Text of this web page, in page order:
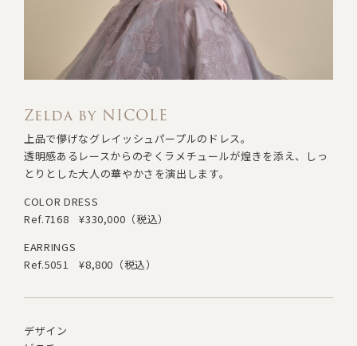
Zelda by NICOLE
上品で儚げなグレイッシュパープルのドレス。
透明感あるレースからのぞくラメチュールが煌きを添え、
しっ
とりとした大人の華やかさを演出します。
COLOR DRESS
Ref.7168
¥330,000（税込）
EARRINGS
Ref.5051
¥8,800（税込）
デザイン